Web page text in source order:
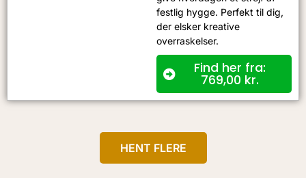
festlig hygge. Perfekt til dig,
der elsker kreative
overraskelser.
Find her fra:
769,00 kr.
HENT FLERE